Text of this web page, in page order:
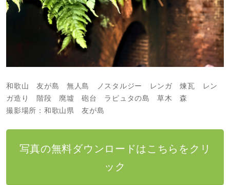
和歌山 友が島 無人島 ノスタルジー レンガ 煉瓦 レン
ガ造り 階段 廃墟 砲台 ラピュタの島 草木 森
撮影場所：和歌山県 友が島
写真の無料ダウンロードはこちらをクリ
ック